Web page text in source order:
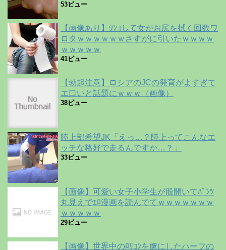
53ビュー
【画像あり】ｳﾝｺして女がお尻を拭く回数ワ
ロタｗｗｗｗｗｗさすがに引いたｗｗｗｗ
ｗｗｗｗｗ
41ビュー
【勃起注意】ロシアのJCの発育がよすぎて
エ口いと話題にｗｗｗ（画像）
38ビュー
陸上部希望JK「えっ…？陸上ってこんなエ
ッチな格好で走るんですか…？」
33ビュー
【画像】可愛い女子小学生が股開いてﾊﾟﾝﾂ
丸見えでｴﾛ漫画を読んでてｗｗｗｗｗｗｗ
ｗｗｗｗｗ
29ビュー
【画像】世界中のﾛﾘｺﾝを虜にしたハーフの